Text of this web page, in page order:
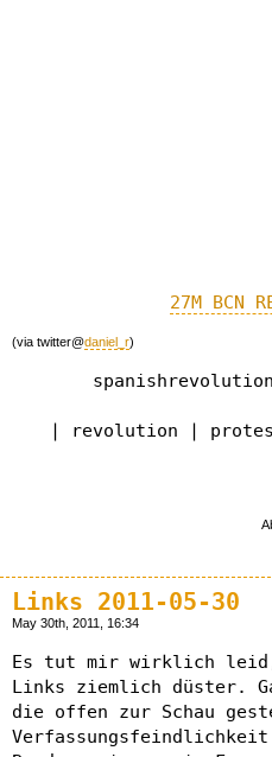
27M BCN
(via twitter@daniel_r)
| revolution |
Links 2011-05-30
May 30th, 2011, 16:34
Es tut mir wirklich
Links ziemlich düster.
die offen zur Schau